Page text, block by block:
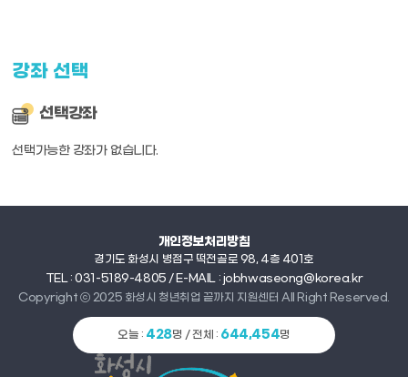
강좌 선택
선택강좌
선택가능한 강좌가 없습니다.
개인정보처리방침
경기도 화성시 병점구 떡전골로 98, 4층 401호
TEL : 031-5189-4805 / E-MAIL : jobhwaseong@korea.kr
Copyright ⓒ 2025 화성시 청년취업 끝까지 지원센터 All Right Reserved.
오늘 : 428명 / 전체 : 644,454명